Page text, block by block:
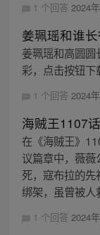
1 个回答 2024
姜珮瑶和谁
姜珮瑶和高圆圆
彩，点击按钮下
1 个回答 2024
海贼王1107
在《海贼王》
议篇章中，薇薇
死，寇布拉的
绑架，虽曾被人
1 个回答 2024